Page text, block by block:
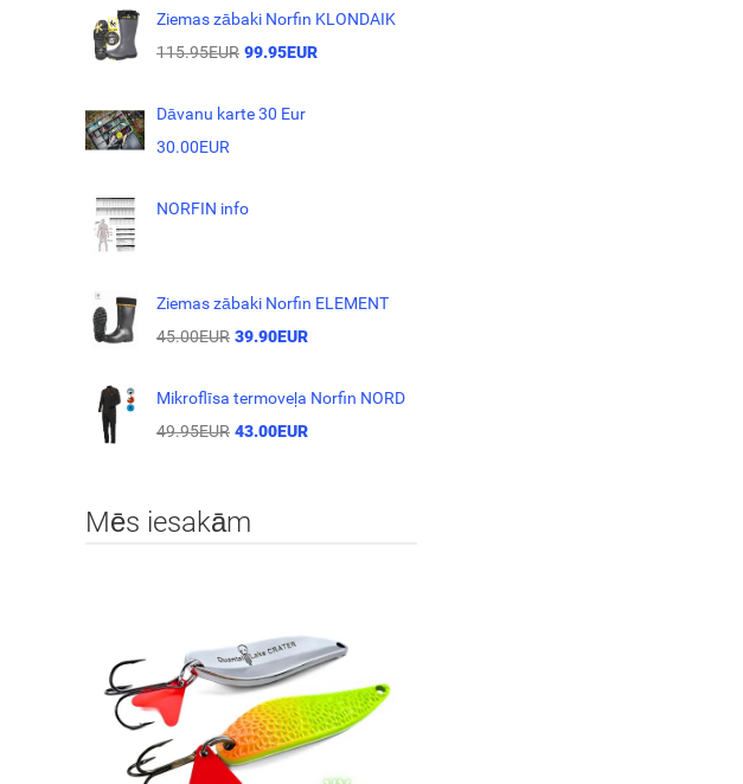
Ziemas zābaki Norfin KLONDAIK
115.95EUR 99.95EUR
Dāvanu karte 30 Eur
30.00EUR
NORFIN info
Ziemas zābaki Norfin ELEMENT
45.00EUR 39.90EUR
Mikroflīsa termoveļa Norfin NORD
49.95EUR 43.00EUR
Mēs iesakām